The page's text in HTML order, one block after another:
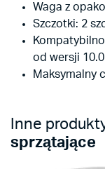
Waga z
Szczotki: 2
od wersji 10.0
Maksymalny
Inne
sprzątające